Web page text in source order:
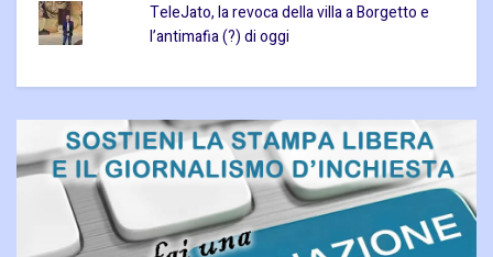
TeleJato, la revoca della villa a Borgetto e
l’antimafia (?) di oggi